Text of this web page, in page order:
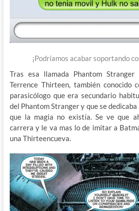
¡Podríamos acabar soportando
Tras esa llamada Phantom
Terrence Thirteen, también conocido
parasicólogo que era secundario
del Phantom Stranger y que se
que la magia no existía. Se ve que
carrera y le va mas lo de imitar a
una Thirteencueva.